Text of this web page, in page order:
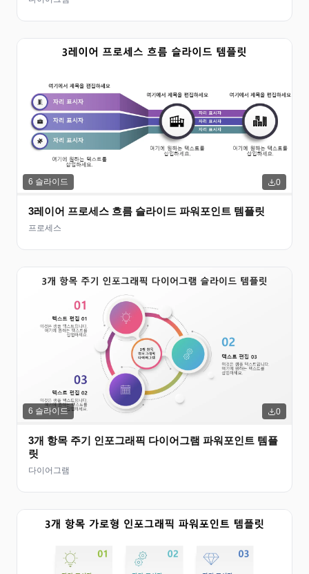
6 슬라이드 0
3레이어 프로세스 흐름 슬라이드 파워포인트 템플릿
프로세스
6 슬라이드 0
3개 항목 주기 인포그래픽 다이어그램 파워포인트 템플
릿
다이어그램